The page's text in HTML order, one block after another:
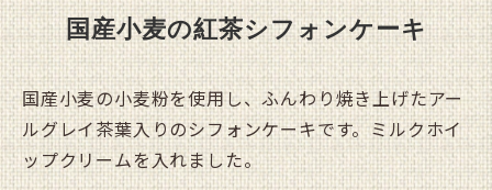
国産小麦の紅茶シフォンケーキ
国産小麦の小麦粉を使用し、ふんわり焼き上げたアー
ルグレイ茶葉入りのシフォンケーキです。ミルクホイ
ップクリームを入れました。